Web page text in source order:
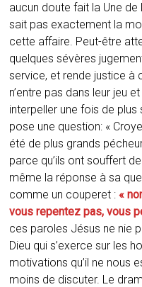
aucun doute fait la Une de
sait pas exactement la
cette affaire. Peut-être
quelques sévères
service, et rende justice à
n’entre pas dans leur jeu
interpeller une fois de
pose une question: «
été de plus grands
parce qu’ils ont souffert
même la réponse à sa
comme un couperet : «
vous repentez pas, vous
ces paroles Jésus ne nie
Dieu qui s’exerce sur les
motivations qu’il ne nous
moins de discuter. Le